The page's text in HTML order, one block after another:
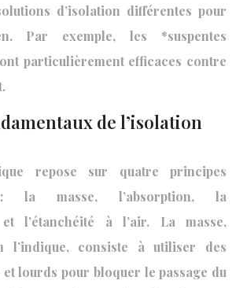
d’isolation différentes pour
Par exemple, les *suspentes
particulièrement efficaces contre
de l’isolation
repose sur quatre principes
: la masse, l’absorption, la
l’étanchéité à l’air. La masse,
l’indique, consiste à utiliser des
lourds pour bloquer le passage du